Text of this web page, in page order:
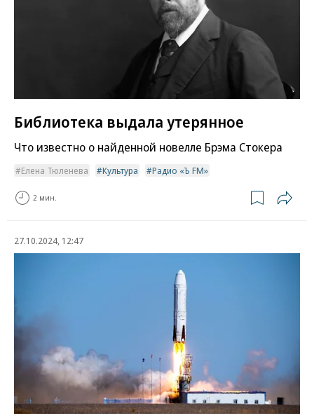
Библиотека выдала утерянное
Что известно о найденной новелле Брэма Стокера
Елена Тюленева Культура Радио «Ъ FM»
2 мин.
27.10.2024, 12:47